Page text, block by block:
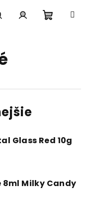
Glass Red 10g
8ml Milky Candy